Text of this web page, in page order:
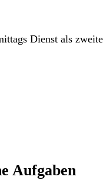
Dienst als
Aufgaben